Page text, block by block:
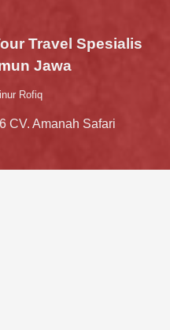
Travel Spesialis
Jawa
Rofiq
CV. Amanah Safari